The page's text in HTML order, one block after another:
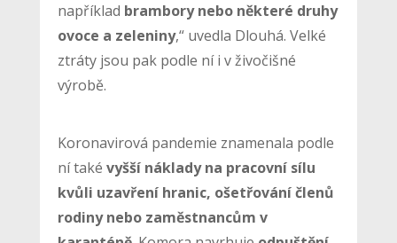
například brambory nebo některé druhy
ovoce a zeleniny,“ uvedla Dlouhá. Velké
ztráty jsou pak podle ní i v živočišné
výrobě.
Koronavirová pandemie znamenala podle
ní také vyšší náklady na pracovní sílu
kvůli uzavření hranic, ošetřování členů
rodiny nebo zaměstnancům v